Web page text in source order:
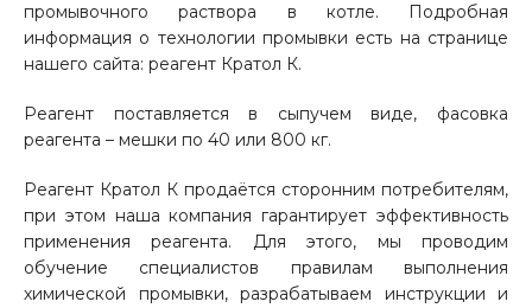
промывочного раствора в котле. Подробная
информация о технологии промывки есть на странице
нашего сайта: реагент Кратол К.
Реагент поставляется в сыпучем виде, фасовка
реагента – мешки по 40 или 800 кг.
Реагент Кратол К продаётся сторонним потребителям,
при этом наша компания гарантирует эффективность
применения реагента. Для этого, мы проводим
обучение специалистов правилам выполнения
химической промывки, разрабатываем инструкции и